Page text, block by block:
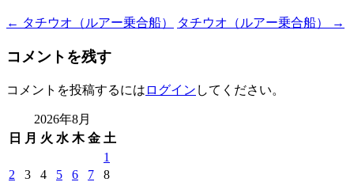
← タチウオ（ルアー乗合船） タチウオ（ルアー乗合船） →
コメントを残す
コメントを投稿するには ログイン してください。
2026年8月
日
月 火 水 木 金 土
1
2
3 4 5 6 7
8